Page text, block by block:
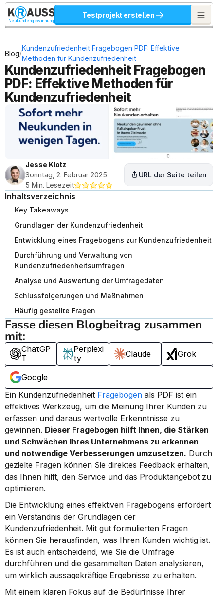
Neukundengewinnung
Testprojekt erstellen
Blog/
Kundenzufriedenheit Fragebogen PDF: Effektive
Methoden für Kundenzufriedenheit
Kundenzufriedenheit Fragebogen
PDF: Effektive Methoden für
Kundenzufriedenheit
Jesse Klotz
Sonntag, 2. Februar 2025
5 Min. Lesezeit
URL der Seite teilen
Inhaltsverzeichnis
Key Takeaways
Grundlagen der Kundenzufriedenheit
Entwicklung eines Fragebogens zur Kundenzufriedenheit
Durchführung und Verwaltung von
Kundenzufriedenheitsumfragen
Analyse und Auswertung der Umfragedaten
Schlussfolgerungen und Maßnahmen
Häufig gestellte Fragen
Fasse diesen Blogbeitrag zusammen
mit:
ChatGP
T
Perplexi
ty
Claude Grok
Google
Ein Kundenzufriedenheit Fragebogen als PDF ist ein
effektives Werkzeug, um die Meinung Ihrer Kunden zu
erfassen und daraus wertvolle Erkenntnisse zu
gewinnen. Dieser Fragebogen hilft Ihnen, die Stärken
und Schwächen Ihres Unternehmens zu erkennen
und notwendige Verbesserungen umzusetzen. Durch
gezielte Fragen können Sie direktes Feedback erhalten,
das Ihnen hilft, den Service und das Produktangebot zu
optimieren.
Die Entwicklung eines effektiven Fragebogens erfordert
ein Verständnis der Grundlagen der
Kundenzufriedenheit. Mit gut formulierten Fragen
können Sie herausfinden, was Ihren Kunden wichtig ist.
Es ist auch entscheidend, wie Sie die Umfrage
durchführen und die gesammelten Daten analysieren,
um wirklich aussagekräftige Ergebnisse zu erhalten.
Mit einem klaren Fokus auf die Bedürfnisse Ihrer